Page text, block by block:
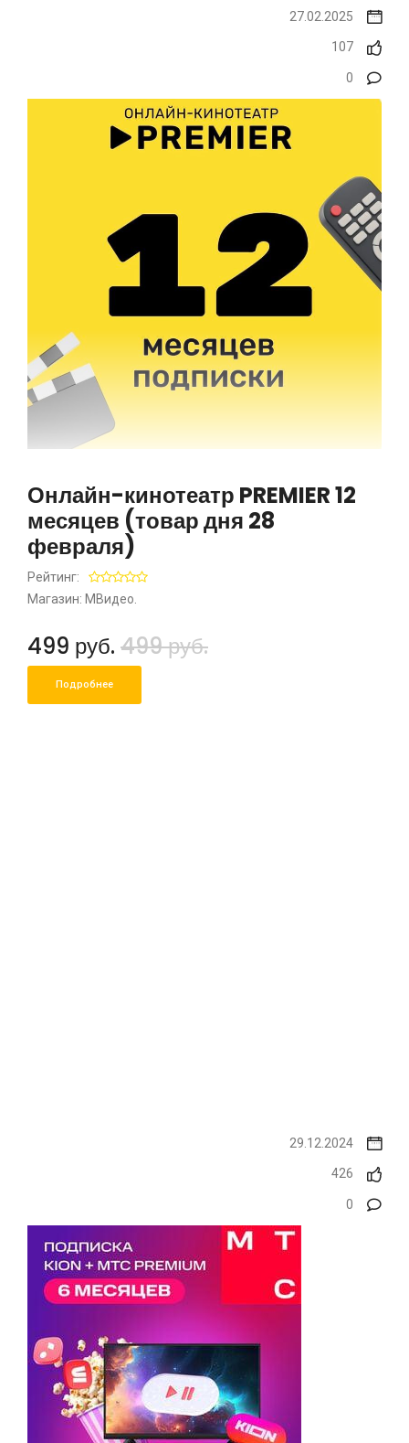
27.02.2025
107
0
Онлайн-кинотеатр PREMIER 12
месяцев (товар дня 28
февраля)
Рейтинг:
Магазин: МВидео.
499 руб. 499 руб.
Подробнее
29.12.2024
426
0